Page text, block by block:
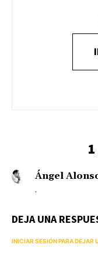
Ángel
.
DEJA UNA
INICIAR SESIÓN PARA DEJAR